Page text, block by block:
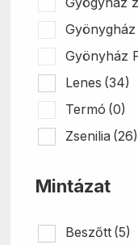
Gyönyház
Lenes (34)
Termó (0)
Zsenilia (26)
Mintázat
Beszőtt (5)